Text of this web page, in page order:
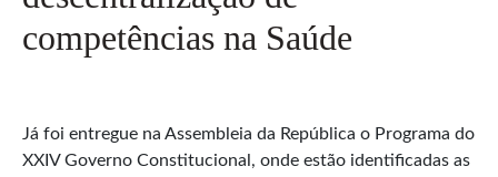
competências na Saúde
Já foi entregue na Assembleia da República o Programa do
XXIV Governo Constitucional, onde estão identificadas as